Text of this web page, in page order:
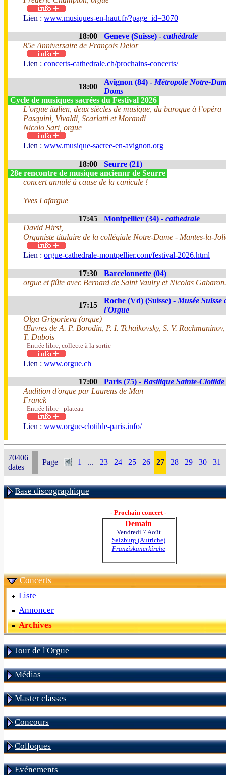
Lien : www.musiques-en-haut.fr/?page_id=3070
18:00 Geneve (Suisse) - cathédrale
85e Anniversaire de François Delor
Lien : concerts-cathedrale.ch/prochains-concerts/
18:00
Avignon (84) - Métropole Notre-
Doms
Cycle de musiques sacrées du Festival 2026
L’orgue italien, deux siècles de musique, du baroque à l’opéra
Pasquini, Vivaldi, Scarlatti et Morandi
Nicolo Sari, orgue
Lien : www.musique-sacree-en-avignon.org
18:00
Seurre (21)
28e rencontre de musique anciennr de Seurre
concert annulé à cause de la canicule !
Yves Lafargue
17:45 Montpellier (34) - cathedrale
David Hirst,
Organiste titulaire de la collégiale Notre-Dame - Mantes-la-
Lien : orgue-cathedrale-montpellier.com/festival-2026.html
17:30
Barcelonnette (04)
orgue et flûte avec Bernard de Saint Vaulry et Nicolas Gabaron.
17:15
Roche (Vd) (Suisse) - Musée Suisse
l'Orgue
Olga Grigorieva (orgue)
Œuvres de A. P. Borodin, P. I. Tchaikovsky, S. V.
T. Dubois
- Entrée libre, collecte à la sortie
Lien : www.orgue.ch
17:00 Paris (75) - Basilique Sainte-Clotilde
Audition d'orgue par Laurens de Man
Franck
- Entrée libre - plateau
Lien : www.orgue-clotilde-paris.info/
70406
dates
Page 1 ... 23 24 25 26 27 28 29 30 31
Base discographique
- Prochain concert -
Demain
Vendredi 7 Août
Salzburg (Autriche)
Franziskanerkirche
Concerts
Liste
Annoncer
Archives
Jour de l'Orgue
Médias
Master classes
Concours
Colloques
Evénements